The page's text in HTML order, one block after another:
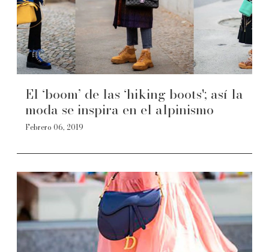
El ‘boom’ de las ‘hiking boots'; así la
moda se inspira en el alpinismo
Febrero 06, 2019